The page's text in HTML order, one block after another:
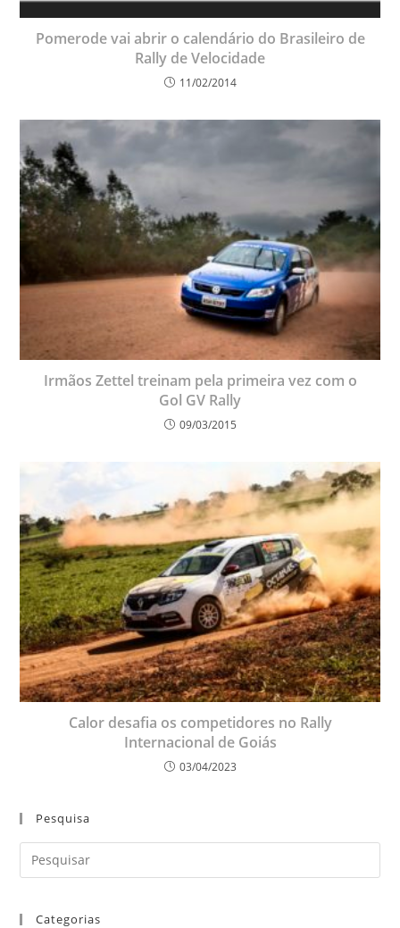
Pomerode vai abrir o calendário do Brasileiro de
Rally de Velocidade
11/02/2014
Irmãos Zettel treinam pela primeira vez com o
Gol GV Rally
09/03/2015
Calor desafia os competidores no Rally
Internacional de Goiás
03/04/2023
Pesquisa
Categorias